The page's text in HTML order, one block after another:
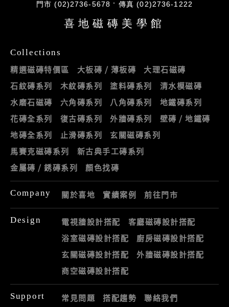
門市 (02)2736-5678 傳真 (02)2736-1222
喜地磁磚美學館
Collections
精選磁磚特價區 大板磚 / 薄板磚
大理石磁磚
石紋磚系列
木紋磚系列 塗料磚系列
清水模磁磚
水磨石磁磚
六角磚系列 八角磚系列
地鐵磚系列
花磚全系列
復古磚系列 外牆磚系列
壁磚 / 地鐵磚
地磚全系列
止滑磚系列
玄關磁磚系列
馬賽克磁磚系列
新古典手工磚系列
金屬磚 / 銹磚系列
顏色找磚
Company 關於喜地 實績案例 前往門市
Design 電視牆設計搭配
客廳磁磚設計搭配
浴室磁磚設計搭配
廚房磁磚設計搭配
玄關磁磚設計搭配
外牆磁磚設計搭配
商空磁磚設計搭配
Support 常見問題 搭配趨勢 聯絡我們